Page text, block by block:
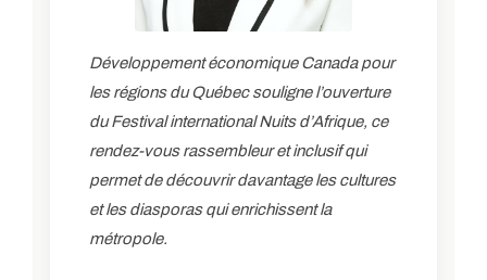
Développement économique Canada pour
les régions du Québec souligne l’ouverture
du Festival international Nuits d’Afrique, ce
rendez-vous rassembleur et inclusif qui
permet de découvrir davantage les cultures
et les diasporas qui enrichissent la
métropole.